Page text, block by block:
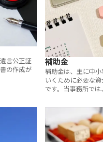
言公正証
の作成が
補助金
補助金は、主に中
いくために必要な
です。当事務所で
トし、煩雑な申請